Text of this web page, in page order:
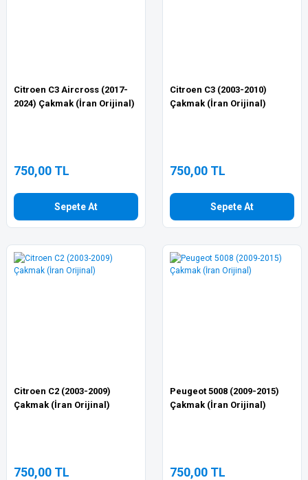
Citroen C3 Aircross (2017-
2024) Çakmak (İran Orijinal)
750,00 TL
Sepete At
Citroen C3 (2003-2010)
Çakmak (İran Orijinal)
750,00 TL
Sepete At
Citroen C2 (2003-2009)
Çakmak (İran Orijinal)
750,00 TL
Peugeot 5008 (2009-2015)
Çakmak (İran Orijinal)
750,00 TL